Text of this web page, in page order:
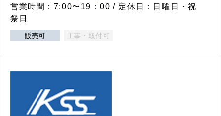
営業時間：7:00〜19：00 / 定休日：日曜日・祝
祭日
販売可 工事・取付可